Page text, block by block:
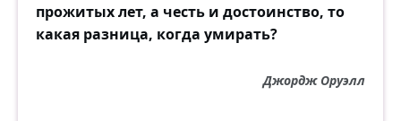
прожитых лет, а честь и достоинство, то
какая разница, когда умирать?
Джордж Оруэлл